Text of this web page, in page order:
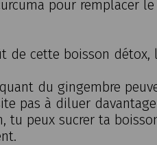
pour remplacer
de cette boisson
du gingembre
pas à diluer
tu peux sucrer ta